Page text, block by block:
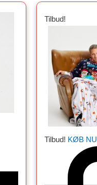
Tilbud!
Tilbud! KØB NU